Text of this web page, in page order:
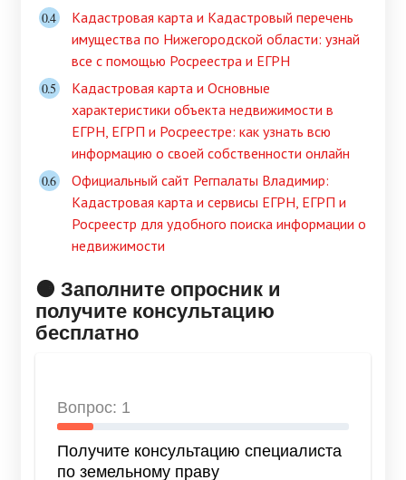
Кадастровая карта и Кадастровый перечень
имущества по Нижегородской области: узнай
все с помощью Росреестра и ЕГРН
Кадастровая карта и Основные
характеристики объекта недвижимости в
ЕГРН, ЕГРП и Росреестре: как узнать всю
информацию о своей собственности онлайн
Официальный сайт Регпалаты Владимир:
Кадастровая карта и сервисы ЕГРН, ЕГРП и
Росреестр для удобного поиска информации о
недвижимости
🟠 Заполните опросник и
получите консультацию
бесплатно